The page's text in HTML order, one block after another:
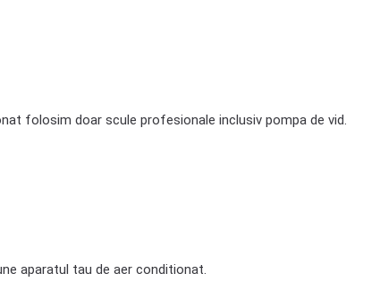
folosim doar scule profesionale inclusiv pompa de vid.
aparatul tau de aer conditionat.